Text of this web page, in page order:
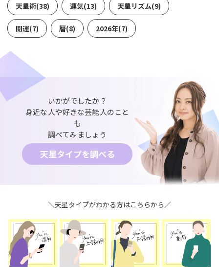
天星術(38) 運気(13) 天星リズム(9)
開運(7) 暦(8) 2026年(7)
いかがでしたか？
身近な人や好きな芸能人のこと
も
調べてみましょう
天星タイプを調べる
＼天星タイプがわかる方はこちらから／